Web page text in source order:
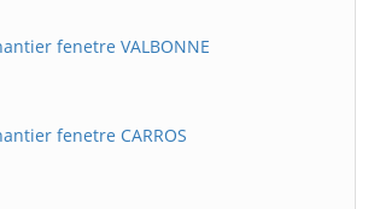
fenetre VALBONNE
fenetre CARROS